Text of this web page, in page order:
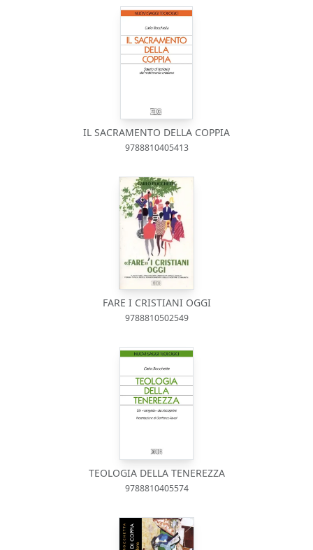
IL SACRAMENTO DELLA COPPIA
9788810405413
FARE I CRISTIANI OGGI
9788810502549
TEOLOGIA DELLA TENEREZZA
9788810405574